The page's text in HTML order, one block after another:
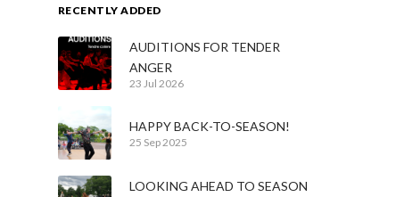
RECENTLY ADDED
AUDITIONS FOR TENDER
ANGER
23 Jul 2026
HAPPY BACK-TO-SEASON!
25 Sep 2025
LOOKING AHEAD TO SEASON